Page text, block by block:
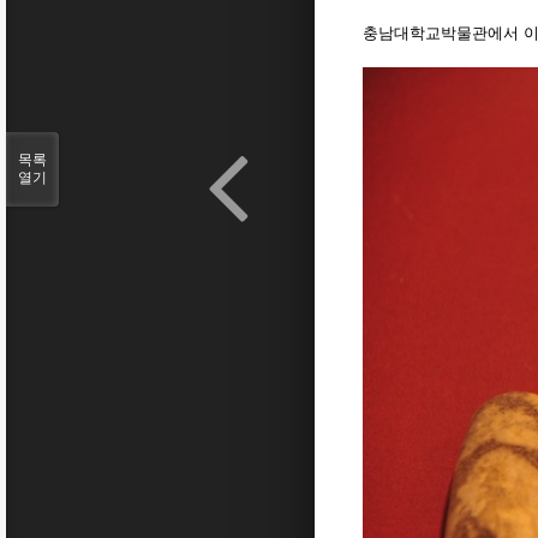
충남대학교박물관에서
목록
열기